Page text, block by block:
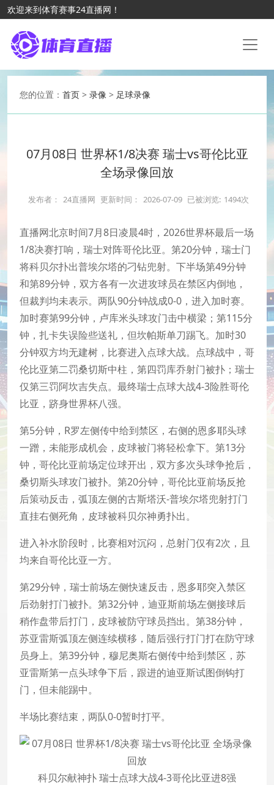
欢迎来到体育赛事24直播网！
您的位置： 首页 > 录像 > 足球录像
07月08日 世界杯1/8决赛 瑞士vs哥伦比亚
全场录像回放
发布者： 24直播网 更新时间： 2026-07-09 已被浏览: 1494次
直播网北京时间7月8日凌晨4时，2026世界杯最后一场
1/8决赛打响，瑞士对阵哥伦比亚。第20分钟，瑞士门
将科贝尔扑出普埃尔塔的刁钻兜射。下半场第49分钟
和第89分钟，双方各有一次进攻球员在禁区内倒地，
但裁判均未表示。两队90分钟战成0-0，进入加时赛。
加时赛第99分钟，卢库米头球攻门击中横梁；第115分
钟，扎卡失误险些送礼，但坎帕斯单刀踢飞。加时30
分钟双方均无建树，比赛进入点球大战。点球战中，哥
伦比亚第二罚桑切斯中柱，第四罚库乔射门被扑；瑞士
仅第三罚阿坎吉失点。最终瑞士点球大战4-3险胜哥伦
比亚，跻身世界杯八强。
第5分钟，R罗左侧传中给到禁区，右侧的恩多耶头球
一蹭，未能形成机会，皮球被门将轻松拿下。第13分
钟，哥伦比亚前场定位球开出，双方多次头球争抢后，
桑切斯头球攻门被扑。第20分钟，哥伦比亚前场反抢
后策动反击，弧顶左侧的古斯塔沃-普埃尔塔兜射打门
直挂右侧死角，皮球被科贝尔神勇扑出。
进入补水阶段时，比赛相对沉闷，总射门仅有2次，且
均来自哥伦比亚一方。
第29分钟，瑞士前场左侧快速反击，恩多耶突入禁区
后劲射打门被扑。第32分钟，迪亚斯前场左侧接球后
稍作盘带后打门，皮球被防守球员挡出。第38分钟，
苏亚雷斯弧顶左侧连续横移，随后强行打门打在防守球
员身上。第39分钟，穆尼奥斯右侧传中给到禁区，苏
亚雷斯第一点头球争下后，跟进的迪亚斯试图倒钩打
门，但未能踢中。
半场比赛结束，两队0-0暂时打平。
科贝尔献神扑 瑞士点球大战4-3哥伦比亚进8强